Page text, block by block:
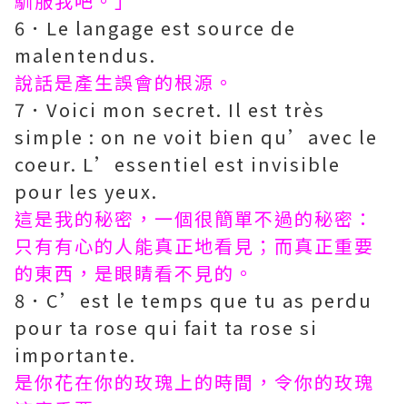
6．Le langage est source de
malentendus.
說話是產生誤會的根源。
7．Voici mon secret. Il est très
simple : on ne voit bien qu’avec le
coeur. L’essentiel est invisible
pour les yeux.
這是我的秘密，一個很簡單不過的秘密：
只有有心的人能真正地看見；而真正重要
的東西，是眼睛看不見的。
8．C’est le temps que tu as perdu
pour ta rose qui fait ta rose si
importante.
是你花在你的玫瑰上的時間，令你的玫瑰